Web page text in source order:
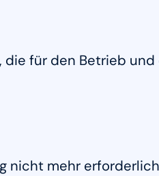
für den Betrieb
nicht mehr